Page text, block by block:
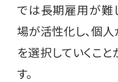
では長期雇用が難
場が活性化し、個
を選択していくこ
す。